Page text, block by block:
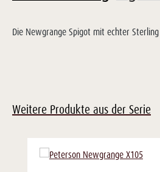
Die Newgrange Spigot mit echter
Weitere Produkte aus der Serie